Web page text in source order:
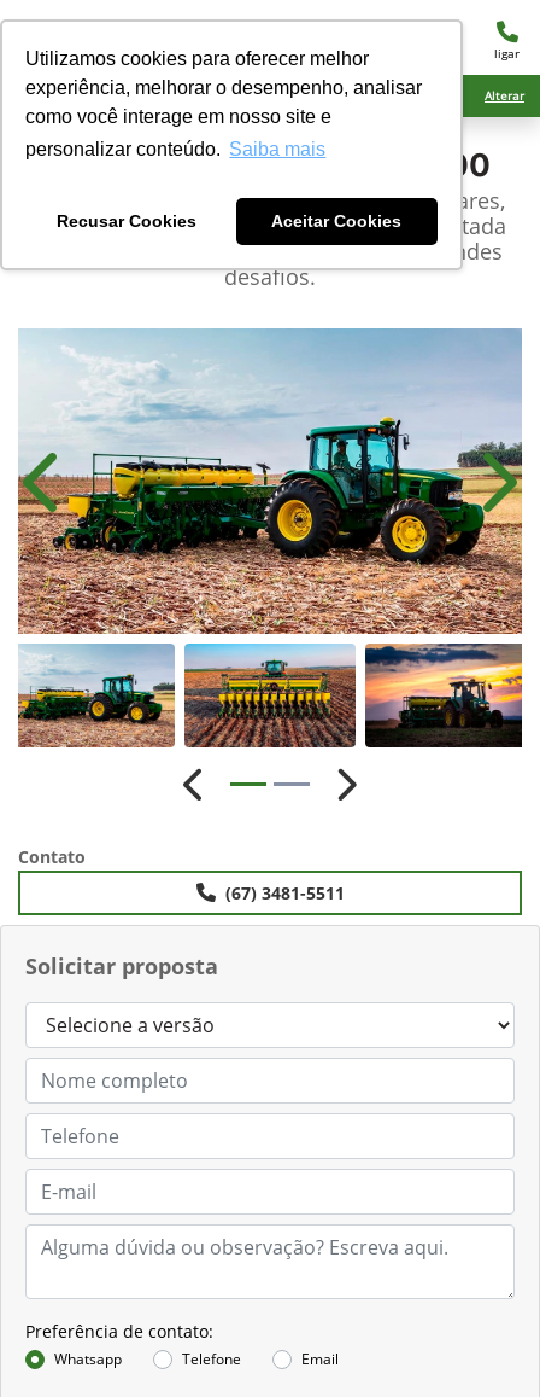
Utilizamos cookies para oferecer melhor
experiência, melhorar o desempenho, analisar
como você interage em nosso site e
personalizar conteúdo. Saiba mais
Recusar Cookies Aceitar Cookies
menu ligar
Ciarama Máquinas Amambai Alterar
John Deere Plantadeira 1100
Preparada para enfrentar terrenos irregulares,
com grande quantidade de palhada. Projetada
para entregar grandes resultados em grandes
desafios.
Solicitar proposta
Preferência de contato:
Whatsapp Telefone Email
Anterior
Anterior Próximo
Contato
(67) 3481-5511